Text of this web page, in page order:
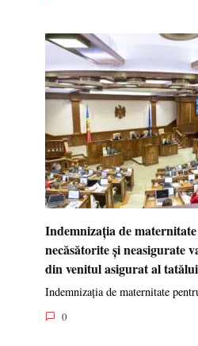
Indemnizația de
necăsătorite și neasigurate
din venitul asigurat al
Indemnizația de maternitate
0